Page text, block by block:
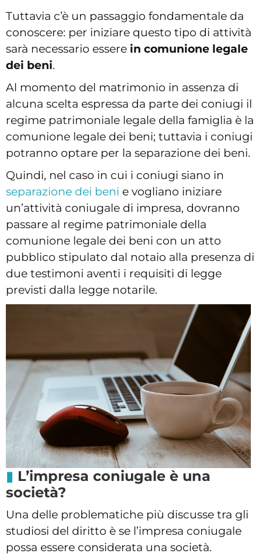
Tuttavia c’è un passaggio fondamentale da
conoscere: per iniziare questo tipo di attività
sarà necessario essere in comunione legale
dei beni.
Al momento del matrimonio in assenza di
alcuna scelta espressa da parte dei coniugi il
regime patrimoniale legale della famiglia è la
comunione legale dei beni; tuttavia i coniugi
potranno optare per la separazione dei beni.
Quindi, nel caso in cui i coniugi siano in
separazione dei beni e vogliano iniziare
un’attività coniugale di impresa, dovranno
passare al regime patrimoniale della
comunione legale dei beni con un atto
pubblico stipulato dal notaio alla presenza di
due testimoni aventi i requisiti di legge
previsti dalla legge notarile.
L’impresa coniugale è una
società?
Una delle problematiche più discusse tra gli
studiosi del diritto è se l’impresa coniugale
possa essere considerata una società.